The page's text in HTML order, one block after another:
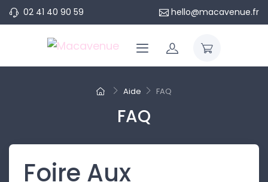
02 41 40 90 59 hello@macavenue.fr
Aide FAQ
FAQ
Foire Aux